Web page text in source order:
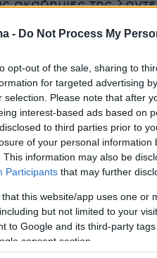
- Do Not Process My
opt-out of the sale, sharing to
for targeted advertising
selection. Please note that after
interest-based ads based on
to third parties prior to
of your personal information
This information may also be
Participants that may further
that this website/app uses one or
but not limited to your
to Google and its third-party
consent section.
ακαδημίες της
ευκαιρία για να
ενός πρώην
στις ακαδημίες της
στην απόφαση να
δάσκαλος και
σου.
ποτέ στη ζωή σου
κόσμο. Γι' αυτό